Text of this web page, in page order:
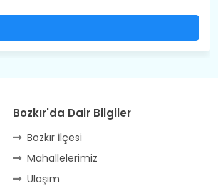
Bozkır'da Dair Bilgiler
Bozkır İlçesi
Mahallelerimiz
Ulaşım